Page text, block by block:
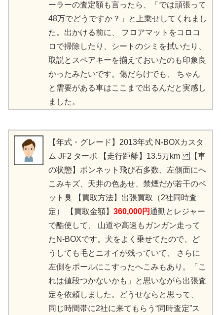
ーラーの査定額も言ったら、 「では頑張って
48万でどうですか？」と上乗せしてくれまし
た。 出かける前に、 フロアマットをコロコ
ロで掃除したり、 シートのシミを拭いたり、
取説とスペアキーを揃えておいたのも印象良
かったみたいです。 傷だらけでも、 ちゃん
と需要がある車はここまで出るんだと実感し
ました。
【年式・グレード】2013年式 N-BOXカスタ
ム JF2 ターボ 【走行距離】13.5万km 【車
の状態】ボンネット飛び石多数、左側面にへ
こみキズ、天井の色あせ、禁煙だが若干のペ
ット臭 【買取方法】出張買取（2社同時査
定） 【買取金額】 360,000円通勤とレジャー
で酷使して、 山道や高速もガンガン走って
たN-BOXです。 犬をよく乗せてたので、ど
うしても毛とニオイが残っていて、 さらに
左側をポールにこすったへこみもあり。 「こ
れは値段つかないかも」と思いながら出張査
定を依頼しました。 どうせならと思って、
同じ時間帯に2社に来てもらう“同時査定”ス